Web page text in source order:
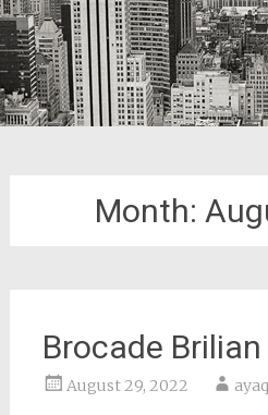
Month:
Brocade Brilian
August 29, 2022 ayaq